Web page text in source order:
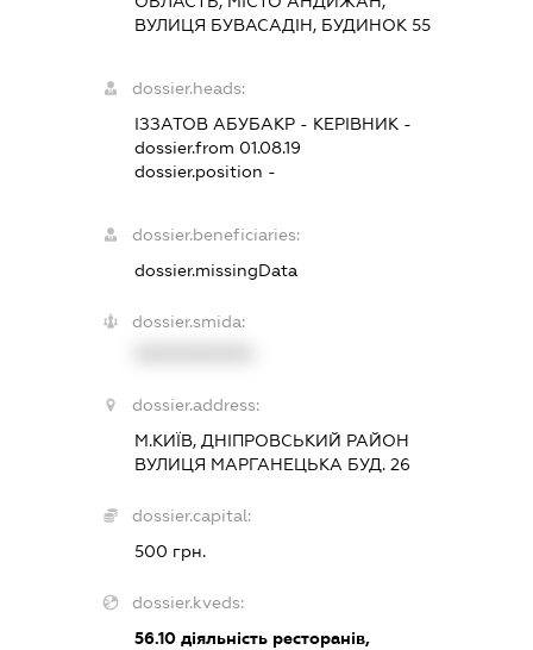
ВУЛИЦЯ БУВАСАДІН, БУДИНОК 55
dossier.heads:
ІЗЗАТОВ АБУБАКР- КЕРІВНИК -
dossier.from 01.08.19
dossier.position -
dossier.beneficiaries:
dossier.missingData
dossier.smida:
dossier.address:
М.КИЇВ, ДНІПРОВСЬКИЙ РАЙОН
ВУЛИЦЯ МАРГАНЕЦЬКА БУД. 26
dossier.capital:
500 грн.
dossier.kveds:
56.10діяльність ресторанів,